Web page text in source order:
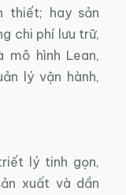
thiết; hay sản
chi phí lưu trữ,
hình Lean,
lý vận hành,
lý tinh gọn,
xuất và dần